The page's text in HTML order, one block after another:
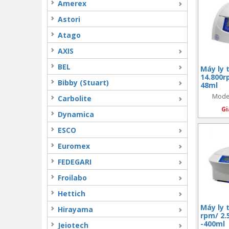
ITS
Metone
NTech
Shibata Bio
Sibata
SKC
Sper
Wildco
WTW
YSI
Amerex
Astori
Atago
AXIS
BEL
Bibby (Stuart)
Carbolite
Dynamica
ESCO
Euromex
FEDEGARI
Froilabo
Hettich
Hirayama
Jeiotech
Máy ly
48ml
Máy ly
rpm/
-400ml